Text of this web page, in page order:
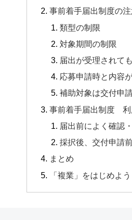
事前着手届出制度の
類型の制限
対象期間の制限
届出が受理されて
応募申請時と内容
補助対象は交付申
事前着手届出制度 利
届出前によく確認
採択後、交付申請
まとめ
「複業」をはじめよう